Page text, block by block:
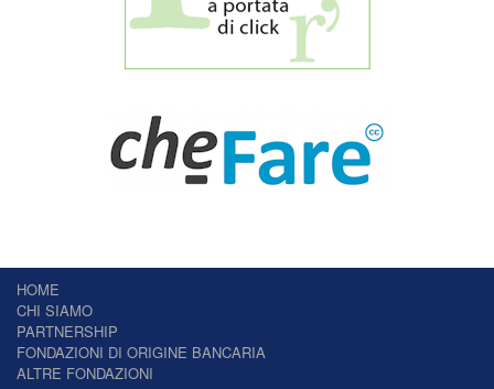
HOME
CHI SIAMO
PARTNERSHIP
FONDAZIONI DI ORIGINE BANCARIA
ALTRE FONDAZIONI